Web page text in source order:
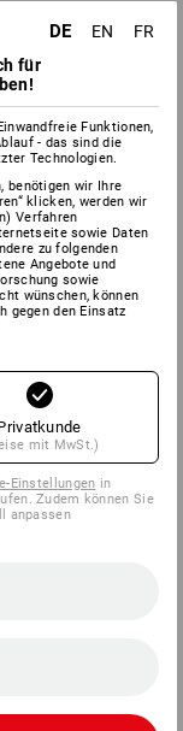
DE EN
FR
für
Funktionen,
- das sind die
Technologien.
benötigen wir Ihre
klicken, werden wir
Verfahren
sowie Daten
zu folgenden
Angebote und
sowie
wünschen, können
gegen den Einsatz
mit MwSt.)
Einstellungen in
Zudem können Sie
anpassen